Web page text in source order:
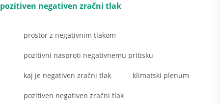
pozitiven negativen zračni tlak
prostor z negativnim tlakom
pozitivni nasproti negativnemu pritisku
kaj je negativen zračni tlak klimatski plenum
pozitiven negativen zračni tlak